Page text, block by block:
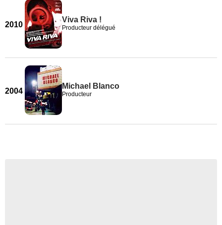
2010
Viva Riva !
Producteur délégué
2004
Michael Blanco
Producteur